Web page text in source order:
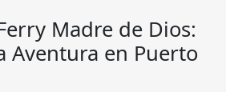
Madre de Dios:
Aventura en Puerto